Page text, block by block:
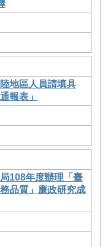
地區人員請填具
報表」
108年度辦理「臺
品質」廉政研究成